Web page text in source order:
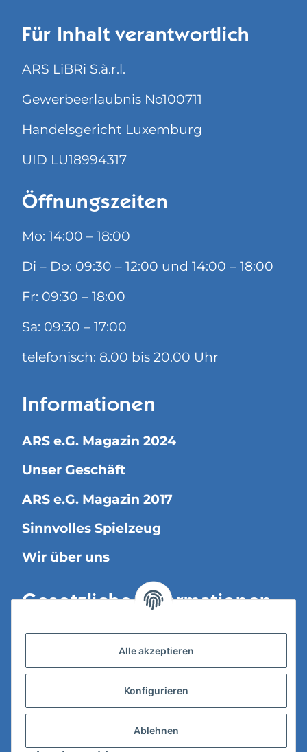
Für Inhalt verantwortlich
ARS LiBRi S.à.r.l.
Gewerbeerlaubnis No100711
Handelsgericht Luxemburg
UID LU18994317
Öffnungszeiten
Mo: 14:00 – 18:00
Di – Do: 09:30 – 12:00 und 14:00 – 18:00
Fr: 09:30 – 18:00
Sa: 09:30 – 17:00
telefonisch: 8.00 bis 20.00 Uhr
Informationen
ARS e.G. Magazin 2024
Unser Geschäft
ARS e.G. Magazin 2017
Sinnvolles Spielzeug
Wir über uns
Gesetzliche Informationen
Versandinformationen
Datenschutz
Alle akzeptieren
Konfigurieren
Ablehnen